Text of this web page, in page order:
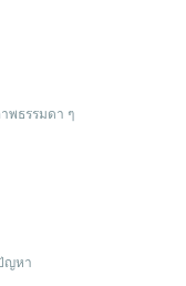
พธรรมดา ๆ
ญหา